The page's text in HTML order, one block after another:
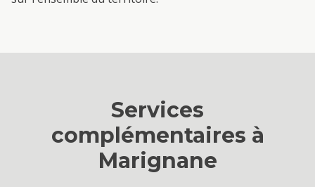
Services
complémentaires à
Marignane